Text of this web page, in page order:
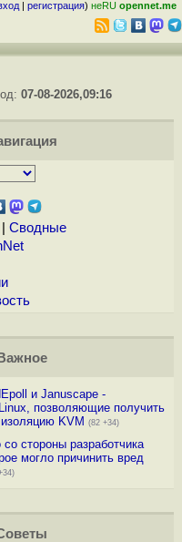
| регистрация) неRU opennet.me
07-08-2026,09:16
Сводные
Важное
и Januscape -
позволяющие получить
KVM
(82 +34)
стороны разработчика
могло причинить вред